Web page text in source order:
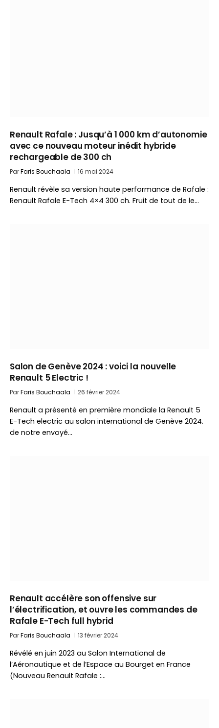
Renault Rafale : Jusqu’à 1 000 km d’autonomie
avec ce nouveau moteur inédit hybride
rechargeable de 300 ch
ParFaris Bouchaala 16 mai 2024
Renault révèle sa version haute performance de Rafale :
Renault Rafale E-Tech 4×4 300 ch. Fruit de tout de le…
Salon de Genève 2024 : voici la nouvelle
Renault 5 Electric !
ParFaris Bouchaala 26 février 2024
Renault a présenté en première mondiale la Renault 5
E-Tech electric au salon international de Genève 2024.
de notre envoyé…
Renault accélère son offensive sur
l’électrification, et ouvre les commandes de
Rafale E-Tech full hybrid
ParFaris Bouchaala 13 février 2024
Révélé en juin 2023 au Salon International de
l’Aéronautique et de l’Espace au Bourget en France
(Nouveau Renault Rafale :…